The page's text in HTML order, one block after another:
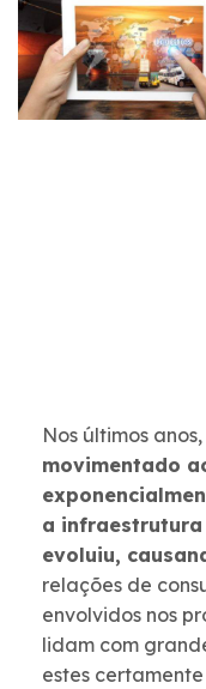
Nos últimos anos,
movimentado
a
evoluiu,
relações de
envolvidos nos
lidam com
estes